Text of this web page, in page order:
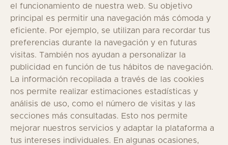
el funcionamiento de nuestra web. Su objetivo
principal es permitir una navegación más cómoda y
eficiente. Por ejemplo, se utilizan para recordar tus
preferencias durante la navegación y en futuras
visitas. También nos ayudan a personalizar la
publicidad en función de tus hábitos de navegación.
La información recopilada a través de las cookies
nos permite realizar estimaciones estadísticas y
análisis de uso, como el número de visitas y las
secciones más consultadas. Esto nos permite
mejorar nuestros servicios y adaptar la plataforma a
tus intereses individuales. En algunas ocasiones,